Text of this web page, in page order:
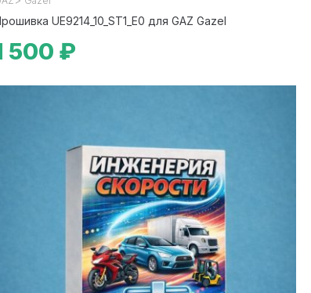
UE9214_10_ST1_E0 для GAZ Gazel
500 ₽